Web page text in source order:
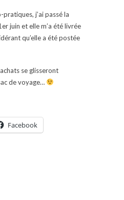
j’ai passé la
juin et elle m’a été livrée
qu’elle a été postée
se glisseront
de voyage…
Facebook